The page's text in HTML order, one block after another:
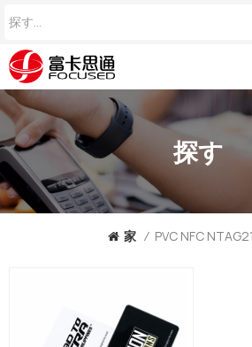
探す
家 / PVC NFC